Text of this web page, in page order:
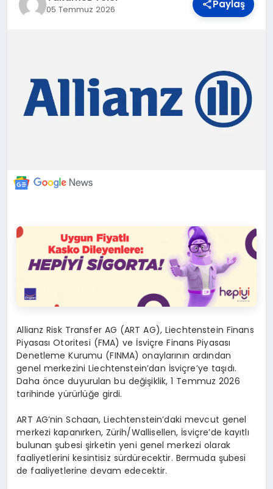
OTOMOBIL
05 Temmuz 2026 Paylaş
Allianz Risk Transfer AG (ART AG), Liechtenstein Finans
Piyasası Otoritesi (FMA) ve İsviçre Finans Piyasası
Denetleme Kurumu (FINMA) onaylarının ardından
genel merkezini Liechtenstein’dan İsviçre’ye taşıdı.
Daha önce duyurulan bu değişiklik, 1 Temmuz 2026
tarihinde yürürlüğe girdi.
ART AG’nin Schaan, Liechtenstein’daki mevcut genel
merkezi kapanırken, Zürih/Wallisellen, İsviçre’de kayıtlı
bulunan şubesi şirketin yeni genel merkezi olarak
faaliyetlerini kesintisiz sürdürecektir. Bermuda şubesi
de faaliyetlerine devam edecektir.